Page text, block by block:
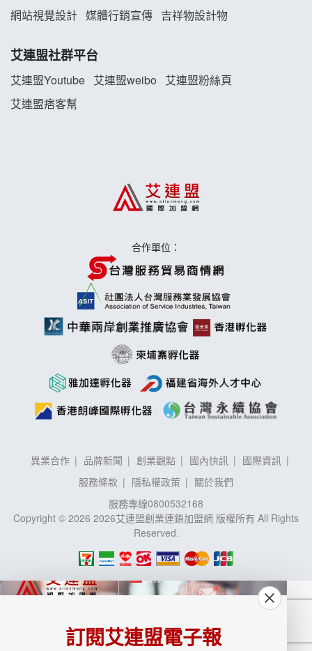
雞咕雞咕加盟說明會
TEA TOP加盟說明會
珍好味臭臭鍋加盟說明會
藍象廷泰式火鍋加盟說明會
手作功夫茶加盟說明會
網站視覺設計 媒體行銷宣傳 吉祥物設計物
艾連盟社群平台
艾連盟Youtube 艾連盟weibo
艾連盟粉絲頁
艾連盟痞客幫
合作單位：
異業合作 品牌新聞 創業觀點 國內快訊
國際資訊
服務條款
隱私權政策
關於我們
服務專線0800532168
Copyright © 2026 2026艾連盟創業連鎖加盟網 版權所有 All Rights
Reserved.
訂閱艾連盟電子報